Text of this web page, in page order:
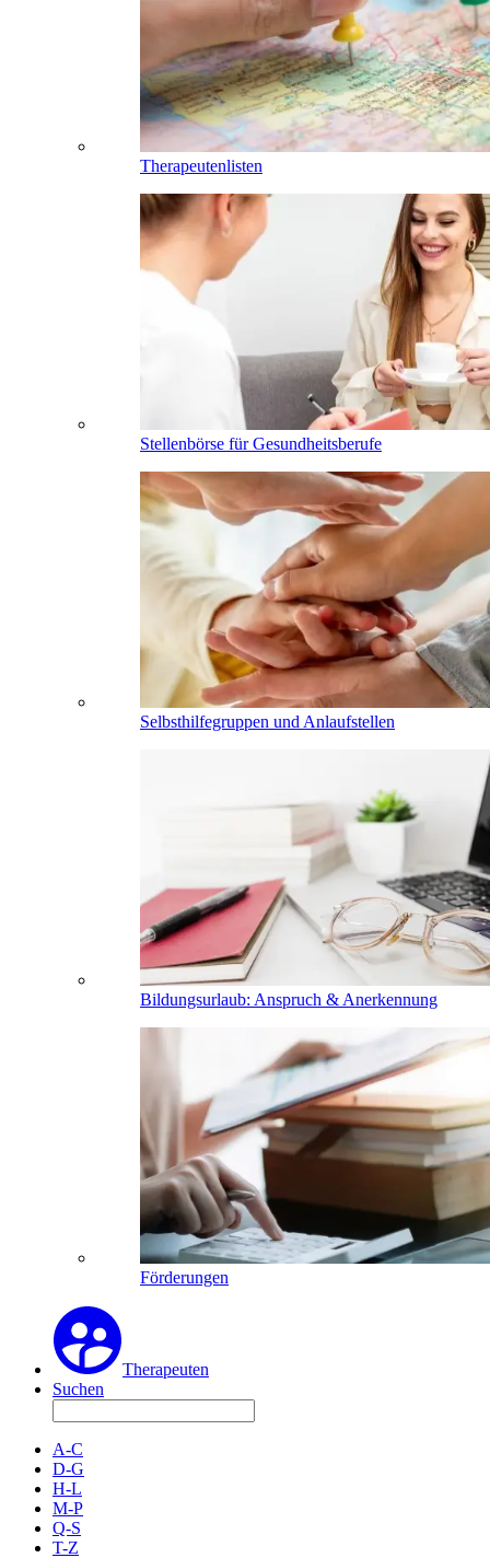
Therapeutenlisten
Stellenbörse für Gesundheitsberufe
Selbsthilfegruppen und Anlaufstellen
Bildungsurlaub: Anspruch & Anerkennung
Förderungen
Therapeuten
Suchen
A-C
D-G
H-L
M-P
Q-S
T-Z